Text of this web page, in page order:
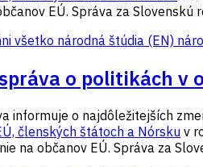
EÚ. Správa za
všetko národná štúdia (EN)
o politikách v
informuje o najdôležitejších
členských štátoch a Nórsku v
na občanov EÚ. Správa za